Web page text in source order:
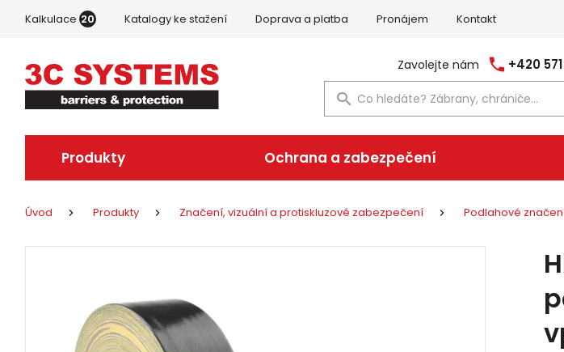
Kalkulace 20 Katalogy ke stažení Doprava a platba Pronájem Kontakt
Zavolejte nám +420 571
Produkty Ochrana a zabezpečení
Úvod Produkty Značení, vizuální a protiskluzové zabezpečení Podlahové